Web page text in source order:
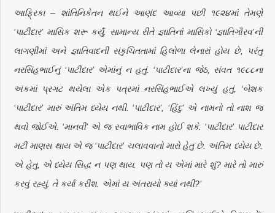
આફ્રિકા – શાંતિનિકેતન થઈને આણંદ આવ્યા પછી ૧૯૨૪માં તેમણે
‘પાટીદાર’ માસિક શરૂ કર્યું. સામાન્ય રીતે જ્ઞાતિનાં માસિકો ‘જ્ઞાતિગૌરવ’ની
લાગણીમાં અને જ્ઞાતિવાદની સંકુચિતતામાં હિલોળા લેનારાં હોય છે, પરંતુ
નરસિંહભાઈનું ‘પાટીદાર’ એમાંનું ન હતું. ‘પાટીદાર’ના જેઠ, સંવત ૧૯૮૮ના
અંકમાં પ્રગટ થયેલા એક પત્રમાં નરસિંહભાઈએ લખ્યું હતું, ‘બેશક
‘પાટીદાર’ મારું અંતિમ ધ્યેય નથી. ‘પાટીદાર’, ‘હિંદુ’ એ નામનો તો નાશ જ
થવો જોઈએ. ‘માનવી’ એ જ સ્વાભાવિક નામ હોઈ શકે. ‘પાટીદાર’ પાટીદાર
મટી માણસ થાય એ જ ‘પાટીદાર’ ચલાવવાનો મારો હેતુ છે. અંતિમ ધ્યેય છે.
એ હેતુ, એ ધ્યેય સિદ્ધ ન પણ થાય. પણ તો ય એમાં મારે શું? મારે તો મારું
કરવું રહ્યું. તે કર્યા કરીશ. એમાં ય અંતરાયો ક્યાં નથી?’